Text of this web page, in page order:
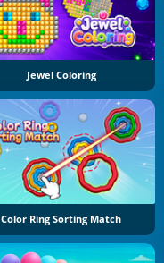
Jewel Coloring
Color Ring Sorting Match